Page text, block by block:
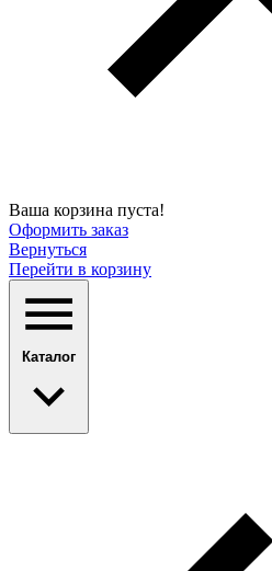
Ваша корзина пуста!
Оформить заказ
Вернуться
Перейти в корзину
Каталог